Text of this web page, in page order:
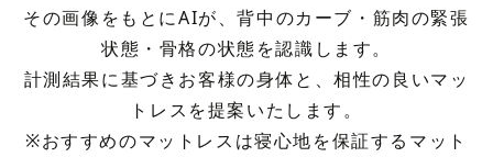
その画像をもとにAIが、背中のカーブ・筋肉の緊張
状態・骨格の状態を認識します。
計測結果に基づきお客様の身体と、相性の良いマッ
トレスを提案いたします。
※おすすめのマットレスは寝心地を保証するマット